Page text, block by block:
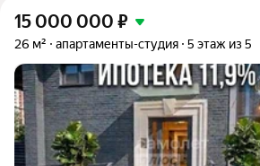
15 000 000 ₽
26 м² апартаменты-студия 5 этаж из 5